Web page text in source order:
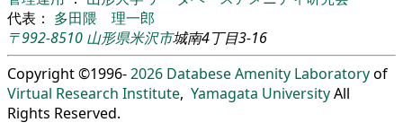
代表： 多田隈 理一郎
〒992-8510 山形県米沢市城南4丁目3-16
Copyright ©1996-2026 Databese Amenity Laboratoryof
Virtual Research Institute, Yamagata UniversityAll
Rights Reserved.